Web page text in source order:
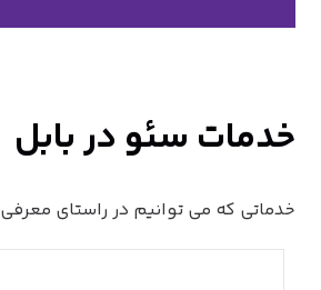
خدمات سئو در بابل
خدماتی که می توانیم در راستای